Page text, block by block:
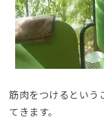
筋肉をつけるという
てきます。